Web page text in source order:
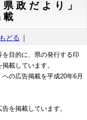
県政だより」
もどる ｜
目的に、県の発行する印
載しています。
への広告掲載を平成20年6月
を掲載しています。